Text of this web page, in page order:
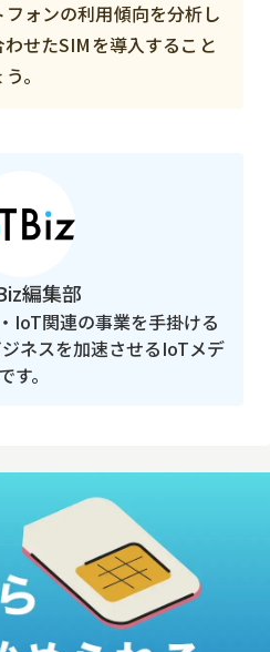
ォンの利用傾向を分析し
せたSIMを導入すること
。
編集部
IoT関連の事業を手掛ける
ネスを加速させるIoTメデ
。